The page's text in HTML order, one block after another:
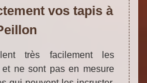
vos tapis à
très facilement les
ne sont pas en mesure